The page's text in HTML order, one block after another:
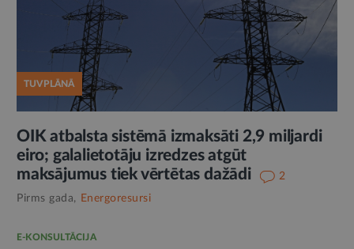
TUVPLĀNĀ
OIK atbalsta sistēmā izmaksāti 2,9 miljardi
eiro; galalietotāju izredzes atgūt
maksājumus tiek vērtētas dažādi
2
Pirms gada, Energoresursi
E-KONSULTĀCIJA